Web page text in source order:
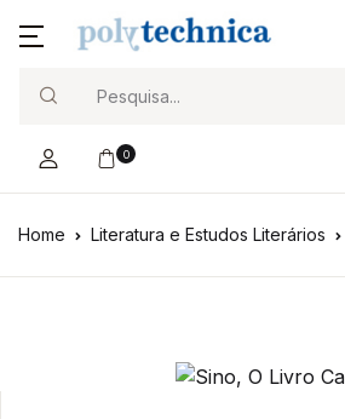
0
Home Literatura e Estudos Literários